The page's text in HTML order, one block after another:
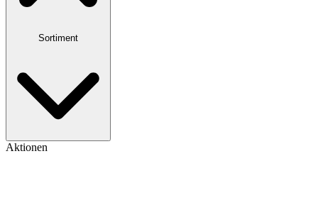
Sortiment
Aktionen